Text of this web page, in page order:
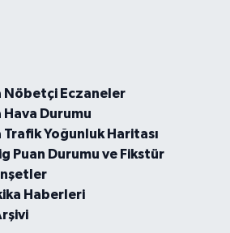
Nöbetçi Eczaneler
Durumu
Yoğunluk Haritası
Puan Durumu ve Fikstür
Haberleri